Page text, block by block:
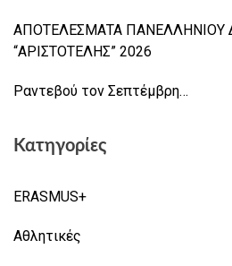
ΑΠΟΤΕΛΕΣΜΑΤΑ ΠΑΝΕΛΛΗΝΙΟΥ
“ΑΡΙΣΤΟΤΕΛΗΣ” 2026
Ραντεβού τον Σεπτέμβρη…
Κατηγορίες
ERASMUS+
Αθλητικές